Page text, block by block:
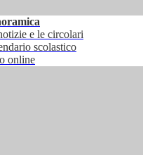
e le circolari
scolastico
online